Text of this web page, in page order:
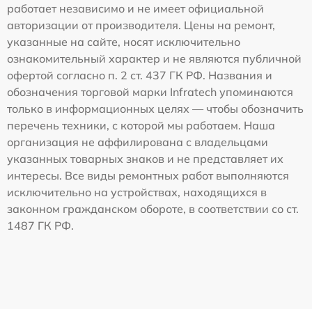
работает независимо и не имеет официальной
авторизации от производителя. Цены на ремонт,
указанные на сайте, носят исключительно
ознакомительный характер и не являются публичной
офертой согласно п. 2 ст. 437 ГК РФ. Названия и
обозначения торговой марки Infratech упоминаются
только в информационных целях — чтобы обозначить
перечень техники, с которой мы работаем. Наша
организация не аффилирована с владельцами
указанных товарных знаков и не представляет их
интересы. Все виды ремонтных работ выполняются
исключительно на устройствах, находящихся в
законном гражданском обороте, в соответствии со ст.
1487 ГК РФ.